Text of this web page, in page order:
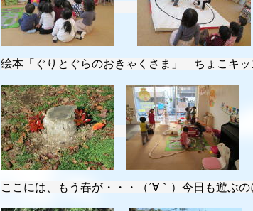
絵本「ぐりとぐらのおきゃくさま」 ちょこキッ
ここには、もう春が・・・（´∀｀）今日も遊ぶの